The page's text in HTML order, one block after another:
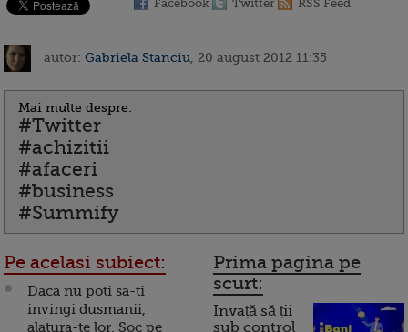
Facebook Twitter RSS Feed
autor: Gabriela Stanciu , 20 august 2012 11:35
Mai multe despre:
#Twitter
#achizitii
#afaceri
#business
#Summify
Pe acelasi subiect:
Daca nu poti sa-ti
invingi dusmanii,
alatura-te lor. Soc pe
Prima pagina pe
scurt:
Invață să ții
sub control